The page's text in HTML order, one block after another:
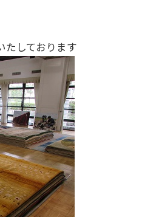
たしております